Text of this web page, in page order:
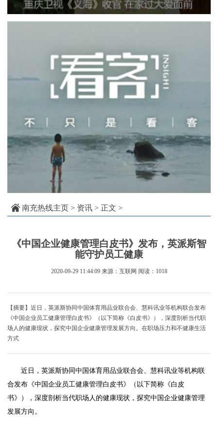
南充热线主页 > 资讯 > 正文 >
《中国企业健康管理白皮书》发布，英派斯智
能守护员工健康
2020-09-29 11:44:09 来源：互联网 阅读：1018
【摘要】近日，英派斯协同中国体育用品业联合会、慧科讯业等机构联合发布
《中国企业员工健康管理白皮书》（以下简称《白皮书》），深度剖析当代职
场人的健康现状，探究中国企业健康管理发展方向。在职场压力和不健康生活
方式
近日，英派斯协同中国体育用品业联合会、慧科讯业等机构联
合发布《中国企业员工健康管理白皮书》（以下简称《白皮
书》），深度剖析当代职场人的健康现状，探究中国企业健康管理
发展方向。